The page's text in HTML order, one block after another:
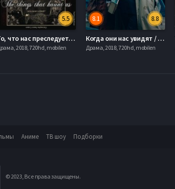
5.5
То, что нас преследует (2019)
2018, 720hd, mobilen
8.8
8.1
Когда они нас увидят / Когда они нас видят (2019)
Драма, 2018, 720hd, mobilen
Аниме ТВ шоу Подборки
© 2023, Все права защищены.